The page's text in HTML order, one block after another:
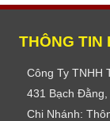
THÔNG TIN
Công Ty TNHH
431 Bạch
Chi Nhánh: